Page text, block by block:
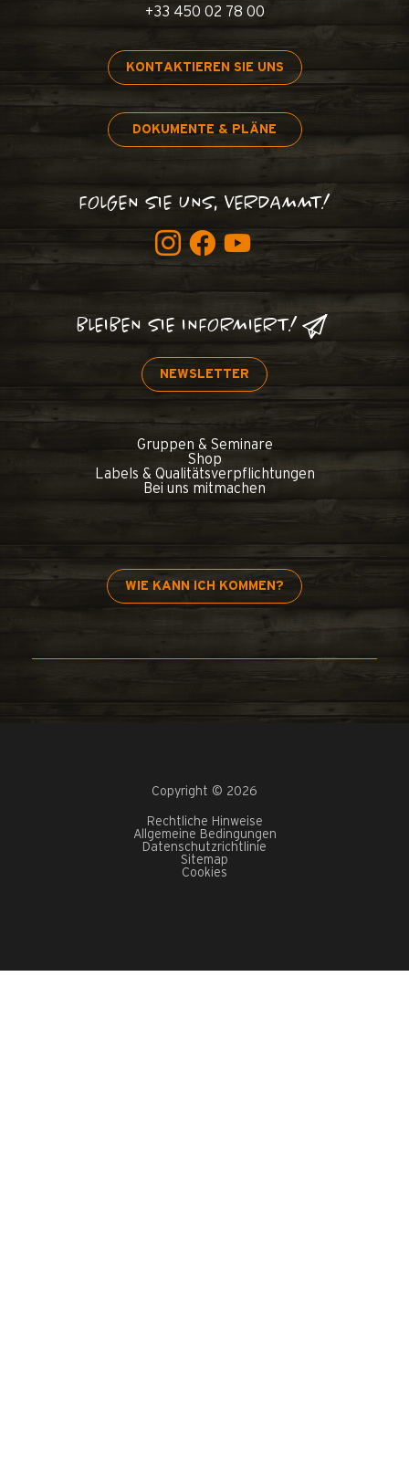
+33 450 02 78 00
KONTAKTIEREN SIE UNS
DOKUMENTE & PLÄNE
FOLGEN SIE UNS, VERDAMMT!
BLEIBEN SIE INFORMIERT!
NEWSLETTER
Gruppen & Seminare
Shop
Labels & Qualitätsverpflichtungen
Bei uns mitmachen
WIE KANN ICH KOMMEN?
Copyright © 2026
Rechtliche Hinweise
Allgemeine Bedingungen
Datenschutzrichtlinie
Sitemap
Cookies